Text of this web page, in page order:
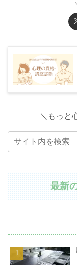
＼もっと
最新